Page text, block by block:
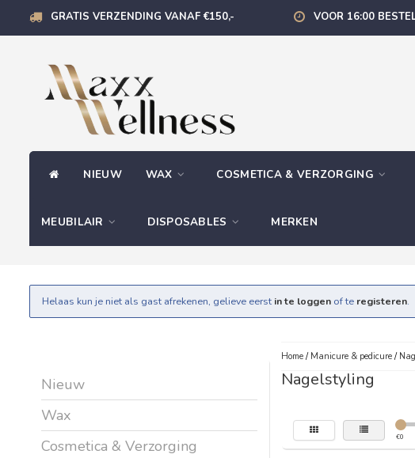
GRATIS VERZENDING VANAF €150,- VOOR 16:00
NIEUW WAX COSMETICA & VERZORGING
MEUBILAIR DISPOSABLES MERKEN
Helaas kun je niet als gast afrekenen, gelieve eerst in te loggen of te registeren.
Nieuw
Wax
Cosmetica & Verzorging
Home/ Manicure & pedicure/
Nagelstyling
€0